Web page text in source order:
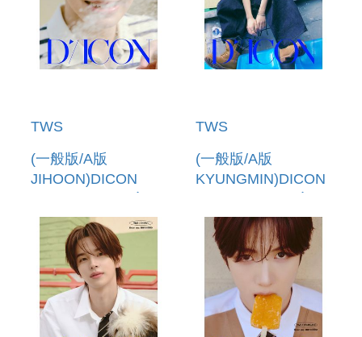
TWS
(一般版/A版
JIHOON)DICON
書(韓國進口)
TWS
(一般版/A版
KYUNGMIN)DICON
書(韓國進口)